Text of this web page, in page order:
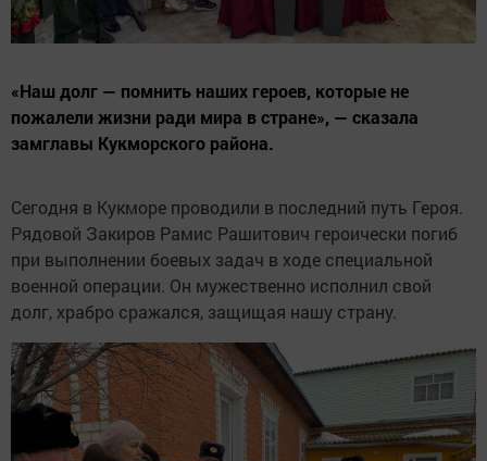
«Наш долг — помнить наших героев, которые не
пожалели жизни ради мира в стране», — сказала
замглавы Кукморского района.
Сегодня в Кукморе проводили в последний путь Героя.
Рядовой Закиров Рамис Рашитович героически погиб
при выполнении боевых задач в ходе специальной
военной операции. Он мужественно исполнил свой
долг, храбро сражался, защищая нашу страну.